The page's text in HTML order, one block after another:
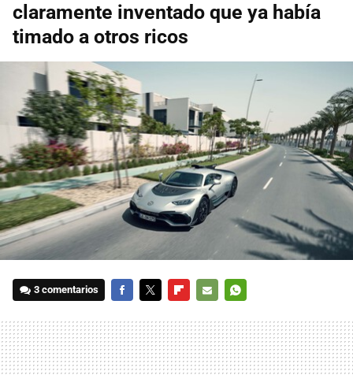
claramente inventado que ya había
timado a otros ricos
3 comentarios
MAIL